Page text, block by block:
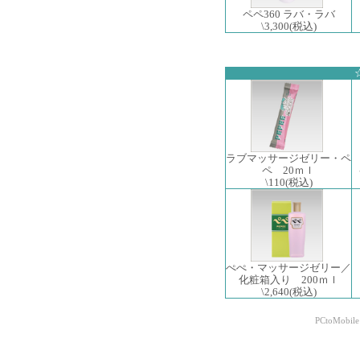
ペペ360 ラバ・ラバ
\3,300(税込)
ラブマッサージゼリー・ペ
ペ 20ｍｌ
\110(税込)
ぺぺ・マッサージゼリー／
化粧箱入り 200ｍｌ
\2,640(税込)